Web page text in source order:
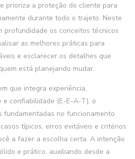
prioriza a proteção do cliente para
durante todo o trajeto. Neste
profundidade os conceitos técnicos
as melhores práticas para
e esclarecer os detalhes que
está planejando mudar.
que integra experiência,
e confiabilidade (E-E-A-T), o
fundamentadas no funcionamento
típicos, erros evitáveis e critérios
a fazer a escolha certa. A intenção
e prático, auxiliando desde a